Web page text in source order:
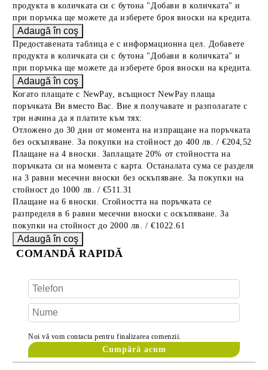
продукта в количката си с бутона "Добави в количката" и
при поръчка ще можете да изберете броя вноски на кредита.
Предоставената таблица е с информационна цел. Добавете
продукта в количката си с бутона "Добави в количката" и
при поръчка ще можете да изберете броя вноски на кредита.
Когато плащате с NewPay, всъщност NewPay плаща
поръчката Ви вместо Вас. Вие я получавате и разполагате с
три начина да я платите към тях:
Отложено до 30 дни от момента на изпращане на поръчката
без оскъпяване. За покупки на стойност до 400 лв. / €204,52
Плащане на 4 вноски. Заплащате 20% от стойността на
поръчката си на момента с карта. Останалата сума се разделя
на 3 равни месечни вноски без оскъпяване. За покупки на
стойност до 1000 лв. / €511.31
Плащане на 6 вноски. Стойността на поръчката се
разпределя в 6 равни месечни вноски с оскъпяване. За
покупки на стойност до 2000 лв. / €1022.61
COMANDĂ RAPIDĂ
Noi vă vom contacta pentru finalizarea comenzii.